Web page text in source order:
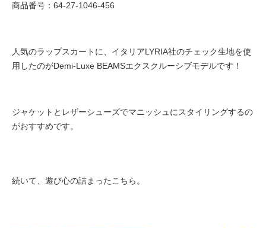
商品番号：64-27-1046-456
人気のラップスカートに、イタリアLYRIA社のチェック生地を使
用したのがDemi-Luxe BEAMSエクスクルーシブモデルです！
ジャケットとレザーシューズでマニッシュにスタイリングするの
がおすすめです。
続いて、遊び心の詰まったこちら。